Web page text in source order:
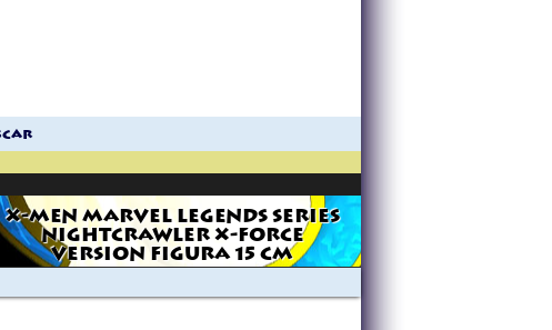
X-MEN MARVEL LEGENDS SERIES
NIGHTCRAWLER X-FORCE
VERSION FIGURA 15 CM